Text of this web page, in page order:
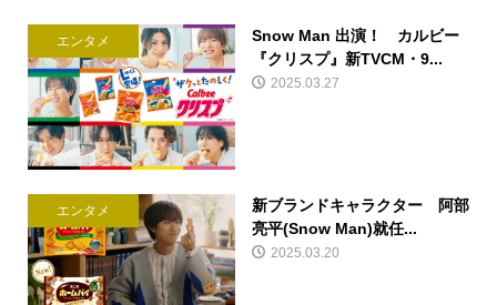
エンタメ
Snow Man 出演！ カルビー
『クリスプ』新TVCM・9...
2025.03.27
エンタメ
新ブランドキャラクター 阿部
亮平(Snow Man)就任...
2025.03.20